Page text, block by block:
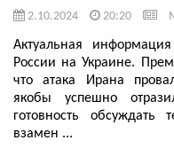
2.10.2024 20:20
Актуальная
России на Украине.
что атака Ирана
якобы успешно
готовность обсуждать
взамен ...